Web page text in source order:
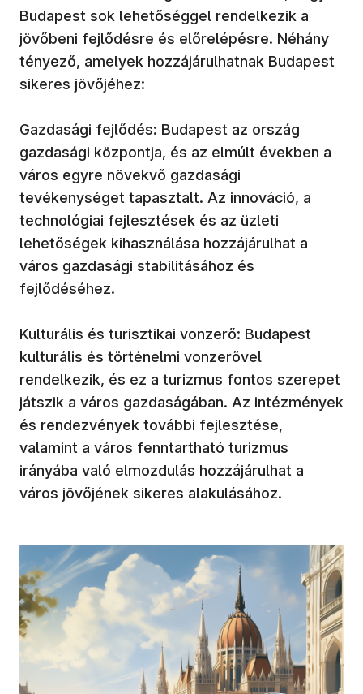
Budapest sok lehetőséggel rendelkezik a
jövőbeni fejlődésre és előrelépésre. Néhány
tényező, amelyek hozzájárulhatnak Budapest
sikeres jövőjéhez:
Gazdasági fejlődés: Budapest az ország
gazdasági központja, és az elmúlt években a
város egyre növekvő gazdasági
tevékenységet tapasztalt. Az innováció, a
technológiai fejlesztések és az üzleti
lehetőségek kihasználása hozzájárulhat a
város gazdasági stabilitásához és
fejlődéséhez.
Kulturális és turisztikai vonzerő: Budapest
kulturális és történelmi vonzerővel
rendelkezik, és ez a turizmus fontos szerepet
játszik a város gazdaságában. Az intézmények
és rendezvények további fejlesztése,
valamint a város fenntartható turizmus
irányába való elmozdulás hozzájárulhat a
város jövőjének sikeres alakulásához.